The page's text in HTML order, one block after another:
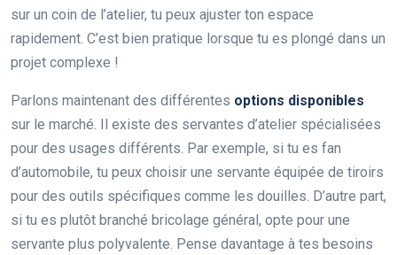
sur un coin de l’atelier, tu peux ajuster ton espace
rapidement. C’est bien pratique lorsque tu es plongé dans un
projet complexe !
Parlons maintenant des différentes options disponibles
sur le marché. Il existe des servantes d’atelier spécialisées
pour des usages différents. Par exemple, si tu es fan
d’automobile, tu peux choisir une servante équipée de tiroirs
pour des outils spécifiques comme les douilles. D’autre part,
si tu es plutôt branché bricolage général, opte pour une
servante plus polyvalente. Pense davantage à tes besoins